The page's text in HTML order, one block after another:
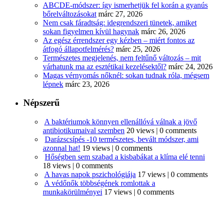
ABCDE‑módszer: így ismerhetjük fel korán a gyanús
bőrelváltozásokat márc 27, 2026
Nem csak fáradtság: idegrendszeri tünetek, amiket
sokan figyelmen kívül hagynak márc 26, 2026
Az egész érrendszer egy kézben – miért fontos az
átfogó állapotfelmérés? márc 25, 2026
Természetes megjelenés, nem feltűnő változás – mit
várhatunk ma az esztétikai kezelésektől? márc 24, 2026
Magas vérnyomás nőknél: sokan tudnak róla, mégsem
lépnek márc 23, 2026
Népszerű
A baktériumok könnyen ellenállóvá válnak a jövő
antibiotikumaival szemben 20 views | 0 comments
Darázscsípés -10 természetes, bevált módszer, ami
azonnal hat! 19 views | 0 comments
Hőségben sem szabad a kisbabákat a klíma elé tenni
18 views | 0 comments
A havas napok pszichológiája 17 views | 0 comments
A védőnők többségének romlottak a
munkakörülményei 17 views | 0 comments